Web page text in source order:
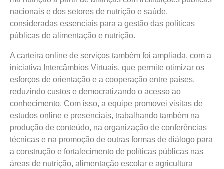
nacionais e dos setores de nutrição e saúde,
consideradas essenciais para a gestão das políticas
públicas de alimentação e nutrição.
A carteira online de serviços também foi ampliada, com a
iniciativa Intercâmbios Virtuais, que permite otimizar os
esforços de orientação e a cooperação entre países,
reduzindo custos e democratizando o acesso ao
conhecimento. Com isso, a equipe promovei visitas de
estudos online e presenciais, trabalhando também na
produção de conteúdo, na organização de conferências
técnicas e na promoção de outras formas de diálogo para
a construção e fortalecimento de políticas públicas nas
áreas de nutrição, alimentação escolar e agricultura